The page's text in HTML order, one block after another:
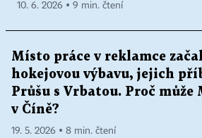
10. 6. 2026 ▪ 9 min. čtení
Místo práce v reklamce
hokejovou výbavu, jejich
Průšu s Vrbatou. Proč
v Číně?
19. 5. 2026 ▪ 8 min. čtení